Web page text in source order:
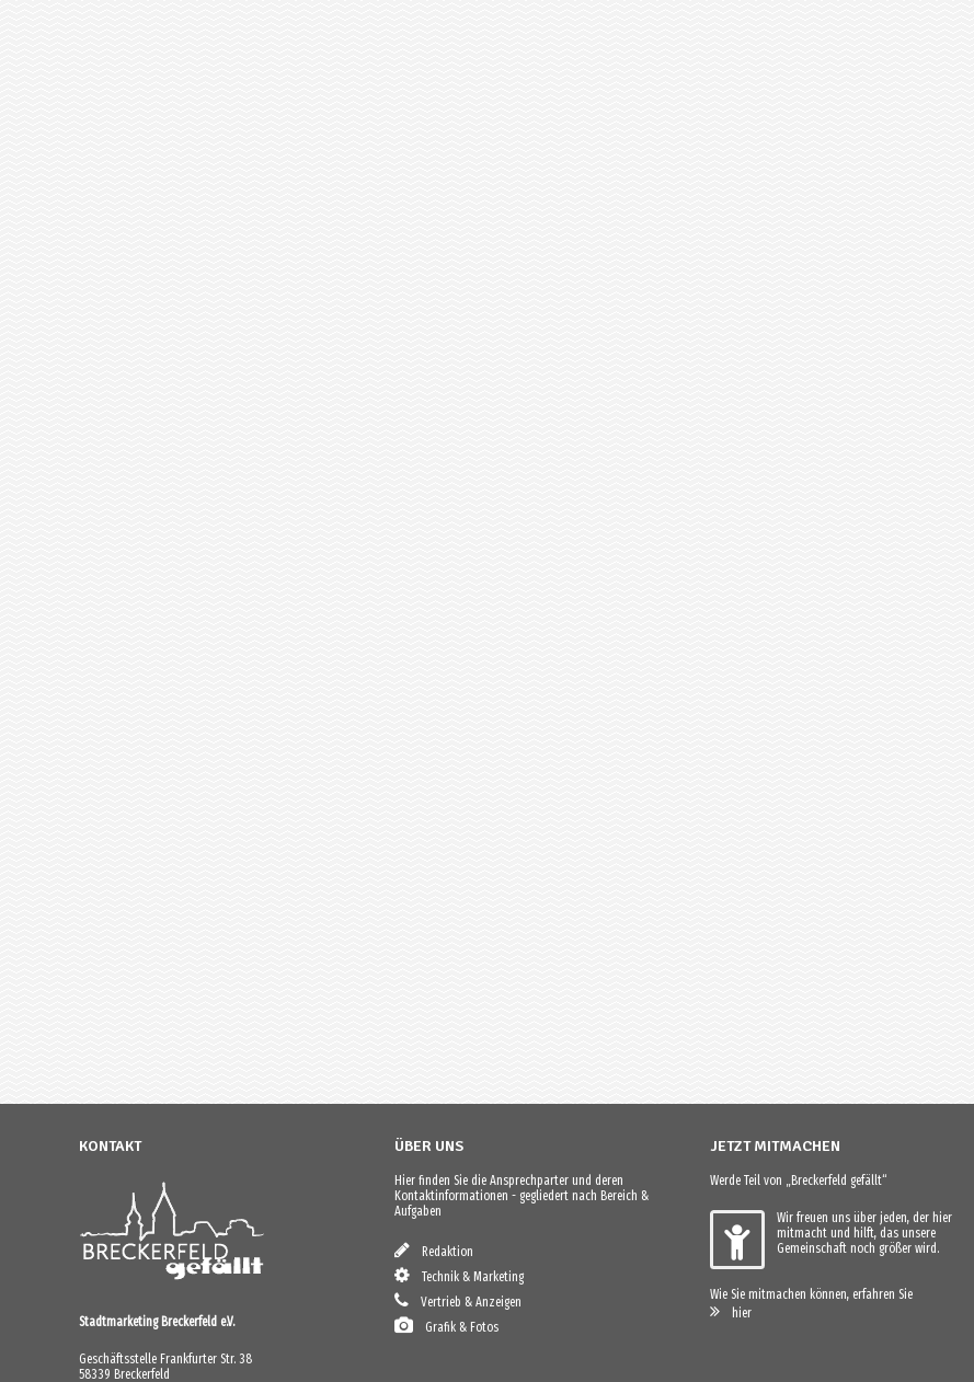
KONTAKT
Stadtmarketing Breckerfeld e.V.
Geschäftsstelle Frankfurter Str. 38
58339 Breckerfeld
ÜBER UNS
Hier finden Sie die Ansprechparter und deren
Kontaktinformationen - gegliedert nach Bereich &
Aufgaben
Redaktion
Technik & Marketing
Vertrieb & Anzeigen
Grafik & Fotos
JETZT MITMACHEN
Werde Teil von „Breckerfeld gefällt“
Wir freuen uns über jeden, der hier
mitmacht und hilft, das unsere
Gemeinschaft noch größer wird.
Wie Sie mitmachen können, erfahren Sie
hier